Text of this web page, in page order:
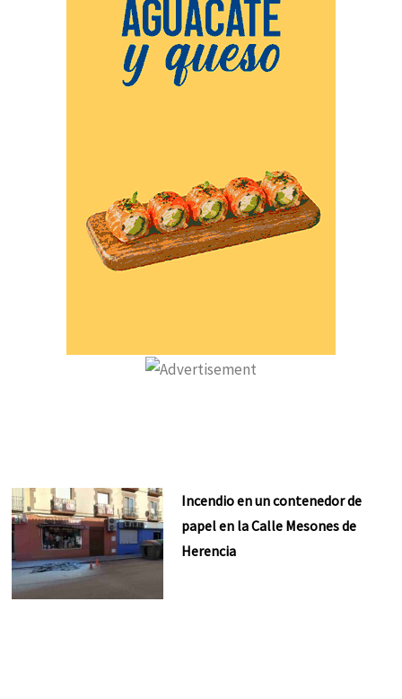
Incendio en un contenedor de
papel en la Calle Mesones de
Herencia